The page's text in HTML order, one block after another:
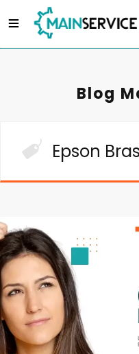
Blog
Epson